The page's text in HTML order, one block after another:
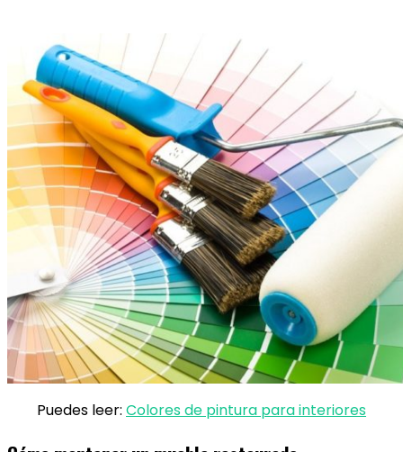
Puedes leer: Colores de pintura para interiores